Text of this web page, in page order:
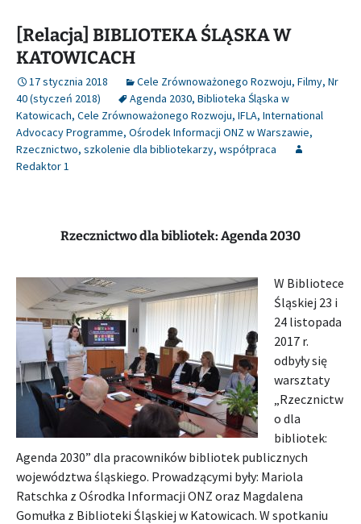
[Relacja] BIBLIOTEKA ŚLĄSKA W
KATOWICACH
17 stycznia 2018 Cele Zrównoważonego Rozwoju, Filmy, Nr
40 (styczeń 2018)
Agenda 2030, Biblioteka Śląska w
Katowicach, Cele Zrównoważonego Rozwoju, IFLA, International
Advocacy Programme, Ośrodek Informacji ONZ w Warszawie,
Rzecznictwo, szkolenie dla bibliotekarzy, współpraca
Redaktor 1
Rzecznictwo dla bibliotek: Agenda 2030
W Bibliotece
Śląskiej 23 i
24 listopada
2017 r.
odbyły się
warsztaty
„Rzecznictw
o dla
bibliotek:
Agenda 2030” dla pracowników bibliotek publicznych
województwa śląskiego. Prowadzącymi były: Mariola
Ratschka z Ośrodka Informacji ONZ oraz Magdalena
Gomułka z Biblioteki Śląskiej w Katowicach. W spotkaniu